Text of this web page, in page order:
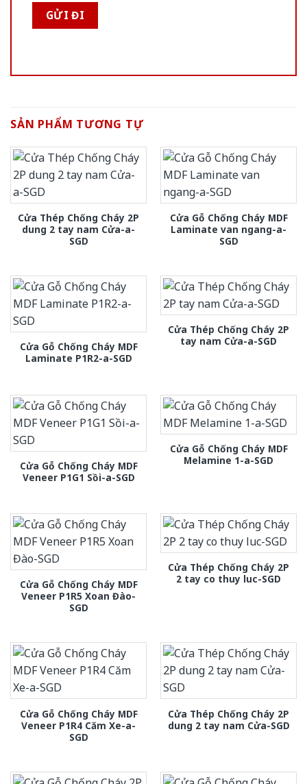
SẢN PHẨM TƯƠNG TỰ
Cửa Thép Chống Cháy 2P
dung 2 tay nam Cửa-a-
SGD
Cửa Gỗ Chống Cháy MDF
Laminate van ngang-a-
SGD
Cửa Gỗ Chống Cháy MDF
Laminate P1R2-a-SGD
Cửa Thép Chống Cháy 2P
tay nam Cửa-a-SGD
Cửa Gỗ Chống Cháy MDF
Veneer P1G1 Sồi-a-SGD
Cửa Gỗ Chống Cháy MDF
Melamine 1-a-SGD
Cửa Gỗ Chống Cháy MDF
Veneer P1R5 Xoan Đào-
SGD
Cửa Thép Chống Cháy 2P
2 tay co thuy luc-SGD
Cửa Gỗ Chống Cháy MDF
Veneer P1R4 Căm Xe-a-
SGD
Cửa Thép Chống Cháy 2P
dung 2 tay nam Cửa-SGD